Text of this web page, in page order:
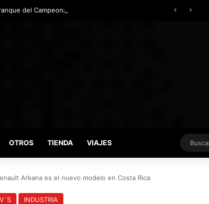
del Campeonato Nacional de Invierno
OTROS TIENDA VIAJES
Arkana es el nuevo modelo en Costa Rica
INDUSTRIA